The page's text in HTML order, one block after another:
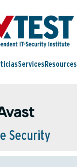
Services Resources
Security